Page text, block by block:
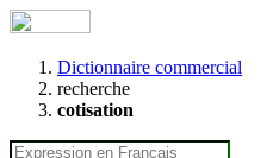
Dictionnaire commercial
recherche
cotisation